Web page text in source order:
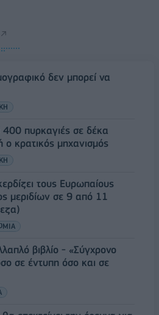
δεν μπορεί να
πυρκαγιές σε δέκα
κρατικός μηχανισμός
τους Ευρωπαίους
μεριδίων σε 9 από 11
βιβλίο - «Σύγχρονο
σε έντυπη όσο και σε